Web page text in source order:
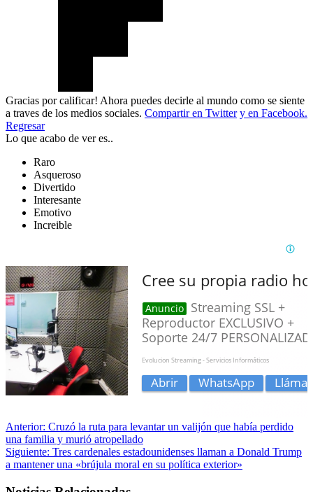
Gracias por calificar! Ahora puedes decirle al mundo como se siente
a traves de los medios sociales. Compartir en Twitter y en Facebook.
Regresar
Lo que acabo de ver es..
Raro
Asqueroso
Divertido
Interesante
Emotivo
Increible
Anterior: Cruzó la ruta para levantar un valijón que había perdido
una familia y murió atropellado
Siguiente: Tres cardenales estadounidenses llaman a Donald Trump
a mantener una «brújula moral en su política exterior»